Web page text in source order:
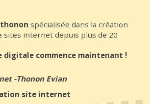
spécialisée dans la création
sites internet depuis plus de 20
digitale commence maintenant !
-Thonon Evian
site internet